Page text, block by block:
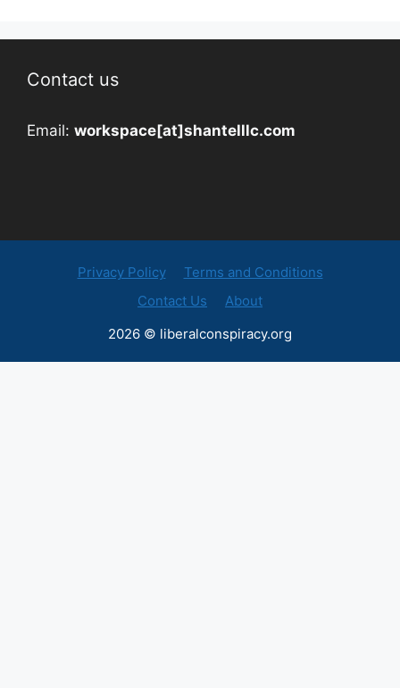
Contact us
Email: workspace[at]shantelllc.com
Privacy Policy
Terms and Conditions
Contact Us
About
2026 © liberalconspiracy.org